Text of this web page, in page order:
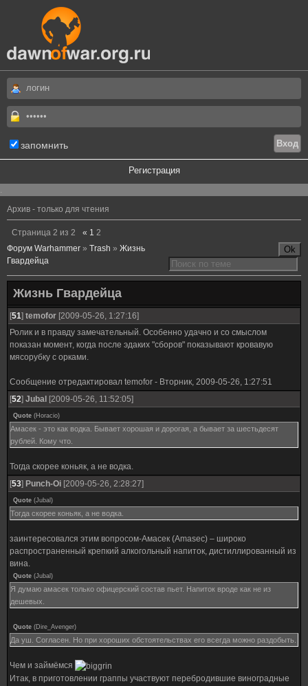
запомнить
Регистрация
.
Архив - только для чтения
Страница 2 из 2 « 1 2
Форум Warhammer » Trash » Жизнь
Гвардейца
Жизнь Гвардейца
[51] temofor [2009-05-26, 1:27:16]
Ролик и в правду замечательный. Особенно удачно и со смыслом
показан момент, когда после эдаких "сборов" показывают кровавую
мясорубку с орками.
Сообщение отредактировал temofor - Вторник, 2009-05-26, 1:27:51
[52] Jubal [2009-05-26, 11:52:05]
Quote (Horacio)
Амасек - это как водка. Бывает хорошая и дорогая, а бывает за шестьдесят
рублей. Кому что.
Тогда скорее коньяк, а не водка.
[53] Punch-Oi [2009-05-26, 2:28:27]
Quote (Jubal )
Тогда скорее коньяк, а не водка.
заинтересовался этим вопросом-Амасек (Amasec) – широко
распространенный крепкий алкогольный напиток, дистиллированный из
вина.
Quote (Jubal )
Я думаю амасек только офицерский состав пьет. Напиток вроде как не из
дешевых.
Quote (Dire_Avenger)
Да уш. Согласен. Но при хороших обстоятельствах его всегда можно раздобыть.
Чем и займёмся
Итак, в приготовлении граппы участвуют перебродившие виноградные